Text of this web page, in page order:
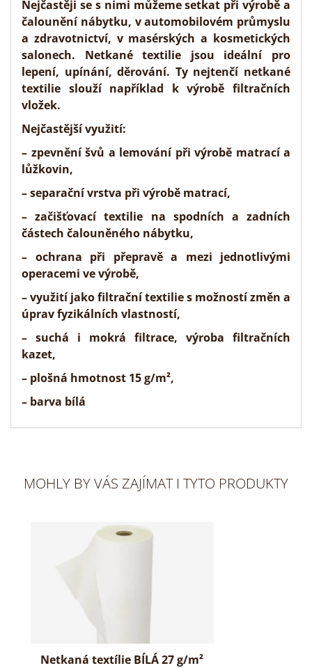
Nejčastěji se s nimi můžeme setkat při výrobě a
čalounění nábytku, v automobilovém průmyslu
a zdravotnictví, v masérských a kosmetických
salonech. Netkané textilie jsou ideální pro
lepení, upínání, děrování. Ty nejtenčí netkané
textilie slouží například k výrobě filtračních
vložek.
Nejčastější využití:
– zpevnění švů a lemování při výrobě matrací a
lůžkovin,
– separační vrstva při výrobě matrací,
– začišťovací textilie na spodních a zadních
částech čalouněného nábytku,
– ochrana při přepravě a mezi jednotlivými
operacemi ve výrobě,
– využití jako filtrační textilie s možností změn a
úprav fyzikálních vlastností,
– suchá i mokrá filtrace, výroba filtračních
kazet,
– plošná hmotnost 15 g/m²,
– barva bílá
MOHLY BY VÁS ZAJÍMAT I TYTO PRODUKTY
Netkaná textílie BÍLÁ 27 g/m²